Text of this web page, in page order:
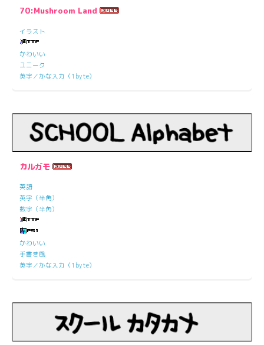
70:Mushroom Land
イラスト
かわいい
ユニーク
英字／かな入力（1byte）
カルガモ
英語
英字（半角）
数字（半角）
かわいい
手書き風
英字／かな入力（1byte）